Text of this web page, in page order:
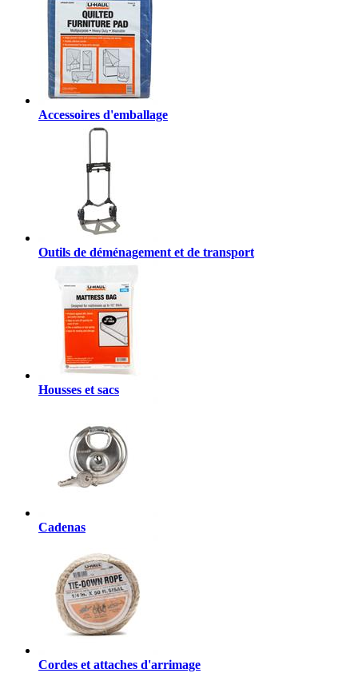
Accessoires d'emballage
Outils de déménagement et de transport
Housses et sacs
Cadenas
Cordes et attaches d'arrimage